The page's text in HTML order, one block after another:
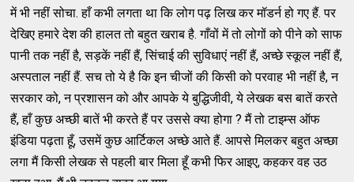
में भी नहीं सोचा. हाँ कभी लगता था कि लोग पढ़ लिख कर मॉडर्न हो गए हैं. पर
देखिए हमारे देश की हालत तो बहुत खराब है. गाँवों में तो लोगों को पीने को साफ
पानी तक नहीं है, सड़कें नहीं हैं, सिंचाई की सुविधाएं नहीं हैं, अच्छे स्कूल नहीं हैं,
अस्पताल नहीं हैं. सच तो ये है कि इन चीजों की किसी को परवाह भी नहीं है, न
सरकार को, न प्रशासन को और आपके ये बुद्धिजीवी, ये लेखक बस बातें करते
हैं, हाँ कुछ अच्छी बातें भी करते हैं पर उससे क्या होगा ? मैं तो टाइम्स ऑफ
इंडिया पढ़ता हूँ, उसमें कुछ आर्टिकल अच्छे आते हैं. आपसे मिलकर बहुत अच्छा
लगा मैं किसी लेखक से पहली बार मिला हूँ कभी फिर आइए, कहकर वह उठ